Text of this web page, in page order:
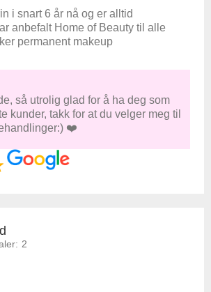
i snart 6 år nå og er alltid
anbefalt Home of Beauty til alle
permanent makeup
så utrolig glad for å ha deg som
kunder, takk for at du velger meg til
❤️
2